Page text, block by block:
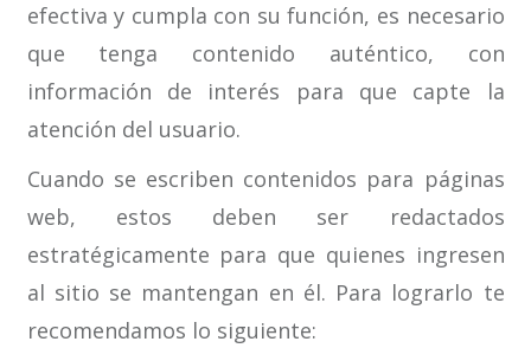
efectiva y cumpla con su función, es necesario
que tenga contenido auténtico, con
información de interés para que capte la
atención del usuario.
Cuando se escriben contenidos para páginas
web, estos deben ser redactados
estratégicamente para que quienes ingresen
al sitio se mantengan en él. Para lograrlo te
recomendamos lo siguiente: